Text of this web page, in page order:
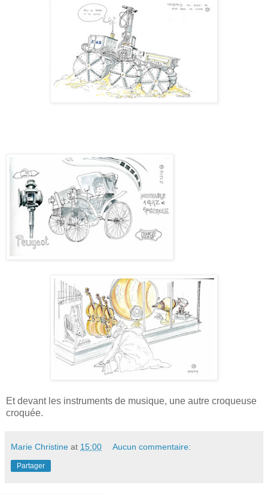
Et devant les instruments de musique, une autre croqueuse
croquée.
Marie Christine at 15:00 Aucun commentaire:
Partager